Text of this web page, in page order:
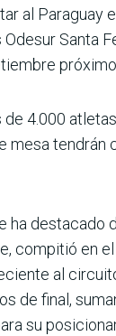
al Paraguay
Santa
próximo.
4.000
mesa tendrán
ha destacado
compitió en
al
de final,
su